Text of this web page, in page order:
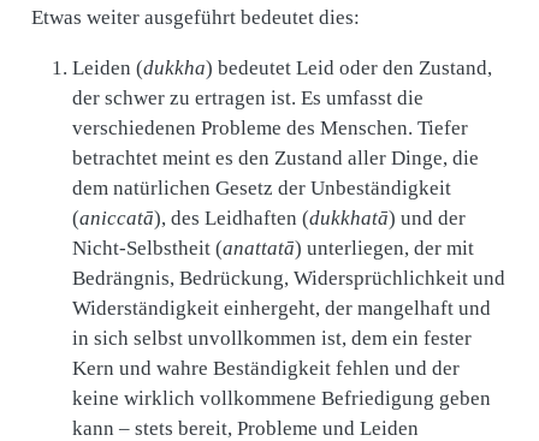
Etwas weiter ausgeführt bedeutet dies:
Leiden (dukkha) bedeutet Leid oder den Zustand,
der schwer zu ertragen ist. Es umfasst die
verschiedenen Probleme des Menschen. Tiefer
betrachtet meint es den Zustand aller Dinge, die
dem natürlichen Gesetz der Unbeständigkeit
(aniccatā), des Leidhaften (dukkhatā) und der
Nicht-Selbstheit (anattatā) unterliegen, der mit
Bedrängnis, Bedrückung, Widersprüchlichkeit und
Widerständigkeit einhergeht, der mangelhaft und
in sich selbst unvollkommen ist, dem ein fester
Kern und wahre Beständigkeit fehlen und der
keine wirklich vollkommene Befriedigung geben
kann – stets bereit, Probleme und Leiden